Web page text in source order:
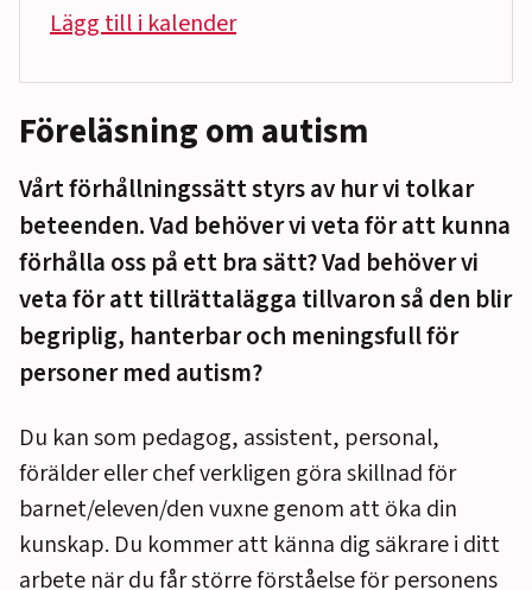
Föreläsning om autism
Vårt förhållningssätt styrs av hur vi tolkar
beteenden. Vad behöver vi veta för att kunna
förhålla oss på ett bra sätt? Vad behöver vi
veta för att tillrättalägga tillvaron så den blir
begriplig, hanterbar och meningsfull för
personer med autism?
Du kan som pedagog, assistent, personal,
förälder eller chef verkligen göra skillnad för
barnet/eleven/den vuxne genom att öka din
kunskap. Du kommer att känna dig säkrare i ditt
arbete när du får större förståelse för personens
Lägg till i kalender